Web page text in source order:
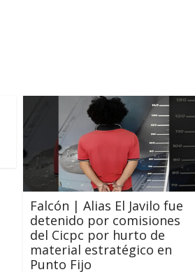
Falcón | Alias El Javilo fue
detenido por comisiones
del Cicpc por hurto de
material estratégico en
Punto Fijo